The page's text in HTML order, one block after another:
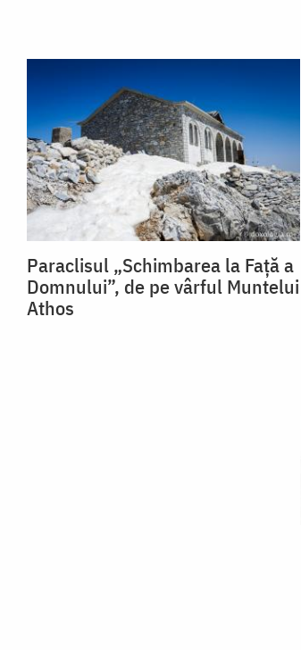
Paraclisul „Schimbarea la Față a
Domnului”, de pe vârful Muntelui
Athos